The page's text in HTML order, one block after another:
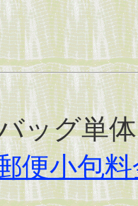
ッグ単
便小包